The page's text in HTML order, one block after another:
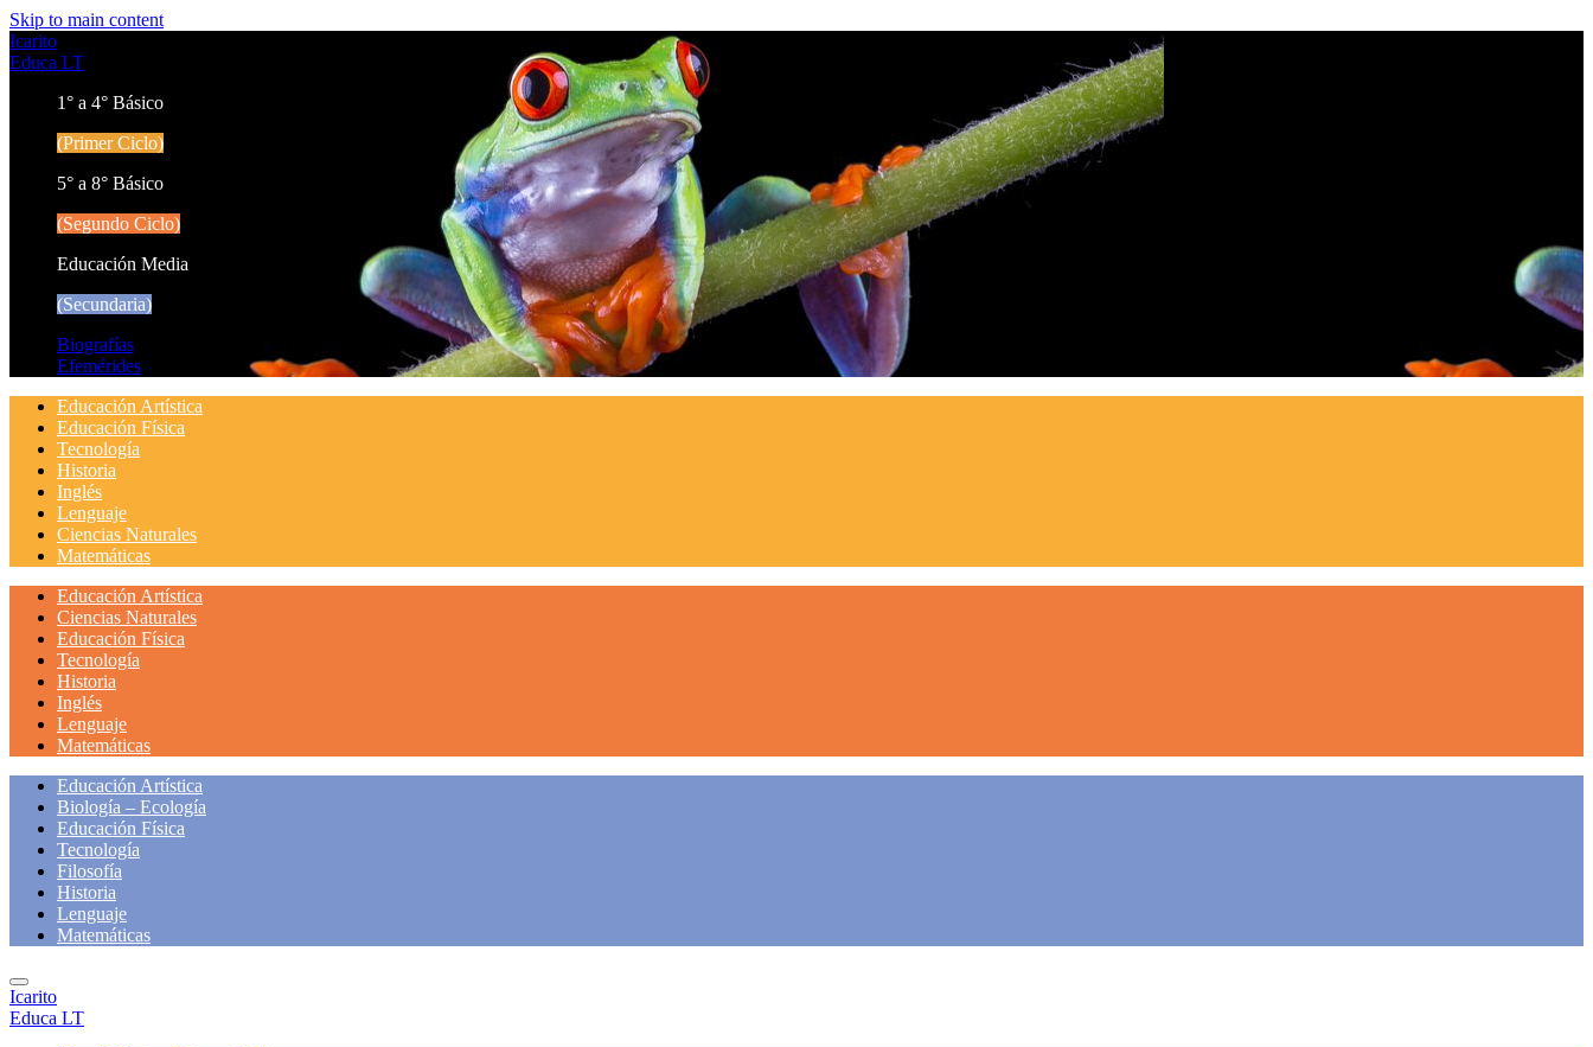
Skip to main content
Icarito
Educa LT
1° a 4° Básico
(Primer Ciclo)
5° a 8° Básico
(Segundo Ciclo)
Educación Media
(Secundaria)
Biografías
Efemérides
Educación Artística
Educación Física
Tecnología
Historia
Inglés
Lenguaje
Ciencias Naturales
Matemáticas
Educación Artística
Ciencias Naturales
Educación Física
Tecnología
Historia
Inglés
Lenguaje
Matemáticas
Educación Artística
Biología – Ecología
Educación Física
Tecnología
Filosofía
Historia
Lenguaje
Matemáticas
Icarito
Educa LT